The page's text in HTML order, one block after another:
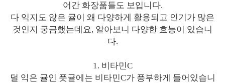
어간 화장품들도 보입니다.
다 익지도 않은 귤이 왜 다양하게 활용되고 인기가 많은
것인지 궁금했는데요, 알아보니 다양한 효능이 있습니
다.
1. 비타민C
덜 익은 귤인 풋귤에는 비타민C가 풍부하게 들어있습니